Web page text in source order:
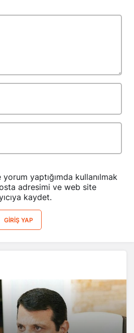
yaptığımda kullanılmak
adresimi ve web site
kaydet.
GIRIŞ YAP